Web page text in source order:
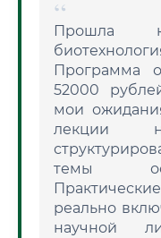
Прошла
Программа
52000
мои
лекции
темы
реально
научной